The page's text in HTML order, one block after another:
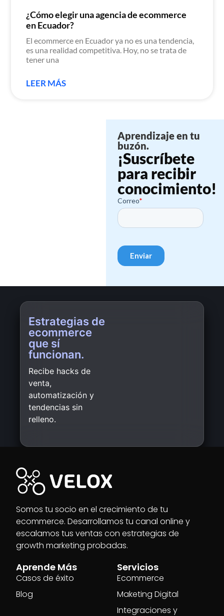
¿Cómo elegir una agencia de ecommerce
en Ecuador?
El ecommerce en Ecuador ya no es una tendencia,
es una realidad competitiva. Hoy, no se trata de
tener una
LEER MÁS
Aprendizaje en tu
buzón.
¡Suscríbete
para recibir
conocimiento!
Estrategias de
ecommerce
que sí
funcionan.
Recibe hacks de
venta,
automatización y
tendencias sin
relleno.
Somos tu socio en el crecimiento de tu
ecommerce. Desarrollamos tu canal online y
escalamos tus ventas con estrategias de
growth marketing probadas.
Aprende Más
Casos de éxito
Blog
Servicios
Ecommerce
Maketing Digital
Integraciones y